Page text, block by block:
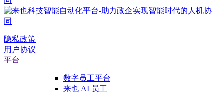
隐私政策
用户协议
平台
数字员工平台
来也 AI 员工